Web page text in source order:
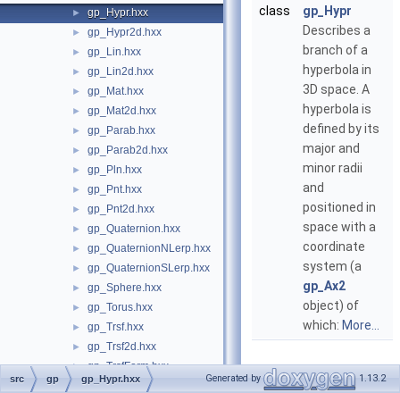
► gp_Hypr.hxx
► gp_Hypr2d.hxx
► gp_Lin.hxx
► gp_Lin2d.hxx
► gp_Mat.hxx
► gp_Mat2d.hxx
► gp_Parab.hxx
► gp_Parab2d.hxx
► gp_Pln.hxx
► gp_Pnt.hxx
► gp_Pnt2d.hxx
► gp_Quaternion.hxx
► gp_QuaternionNLerp.hxx
► gp_QuaternionSLerp.hxx
► gp_Sphere.hxx
► gp_Torus.hxx
► gp_Trsf.hxx
► gp_Trsf2d.hxx
► gp_TrsfForm.hxx
gp_TrsfNLerp.hxx
class
gp_Hypr
Describes a
branch of a
hyperbola in
3D space. A
hyperbola is
defined by its
major and
minor radii
and
positioned in
space with a
coordinate
system (a
gp_Ax2
object) of
which: More...
src gp gp_Hypr.hxx Generated by 1.13.2